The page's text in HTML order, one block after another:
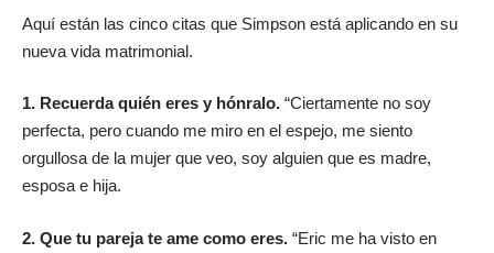
Aquí están las cinco citas que Simpson está aplicando en su
nueva vida matrimonial.
1. Recuerda quién eres y hónralo. “Ciertamente no soy
perfecta, pero cuando me miro en el espejo, me siento
orgullosa de la mujer que veo, soy alguien que es madre,
esposa e hija.
2. Que tu pareja te ame como eres. “Eric me ha visto en